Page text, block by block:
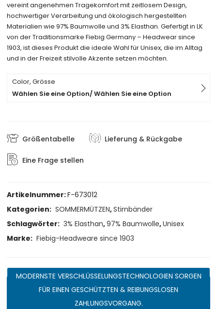
vereint angenehmen Tragekomfort mit zeitlosem Design,
hochwertiger Verarbeitung und ökologisch hergestellten
Materialien wie 97% Baumwolle und 3% Elasthan. Gefertigt in LK
von der Traditionsmarke Fiebig Germany – Headwear since
1903, ist dieses Produkt die ideale Wahl für Unisex, die im Alltag
und in der Freizeit stilvolle Akzente setzen möchten.
Color, Grösse
Wählen Sie eine Option/ Wählen Sie eine Option
Größentabelle Lieferung & Rückgabe
Eine Frage stellen
Artikelnummer:F-673012
Kategorien: SOMMERMÜTZEN,Stirnbänder
Schlagwörter: 3% Elasthan,97% Baumwolle,Unisex
Marke: Fiebig-Headweare since 1903
MODERNSTE VERSCHLÜSSELUNGSTECHNOLOGIEN SORGEN
FÜR EINEN GESCHÜTZTEN & REIBUNGSLOSEN
ZAHLUNGSVORGANG.